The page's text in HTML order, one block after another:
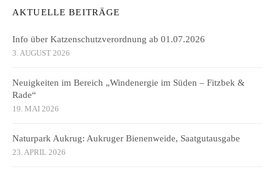
AKTUELLE BEITRÄGE
Info über Katzenschutzverordnung ab 01.07.2026
3. AUGUST 2026
Neuigkeiten im Bereich „Windenergie im Süden – Fitzbek &
Rade“
19. MAI 2026
Naturpark Aukrug: Aukruger Bienenweide, Saatgutausgabe
23. APRIL 2026